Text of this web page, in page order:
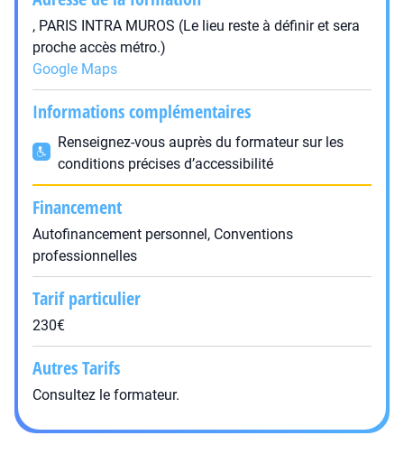
, PARIS INTRA MUROS (Le lieu reste à définir et sera
proche accès métro.)
Google Maps
Informations complémentaires
Renseignez-vous auprès du formateur sur les
conditions précises d’accessibilité
Financement
Autofinancement personnel, Conventions
professionnelles
Tarif particulier
230€
Autres Tarifs
Consultez le formateur.